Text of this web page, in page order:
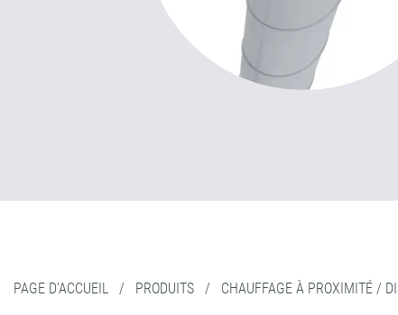
PAGE D'ACCUEIL / PRODUITS / CHAUFFAGE À PROXIMITÉ /